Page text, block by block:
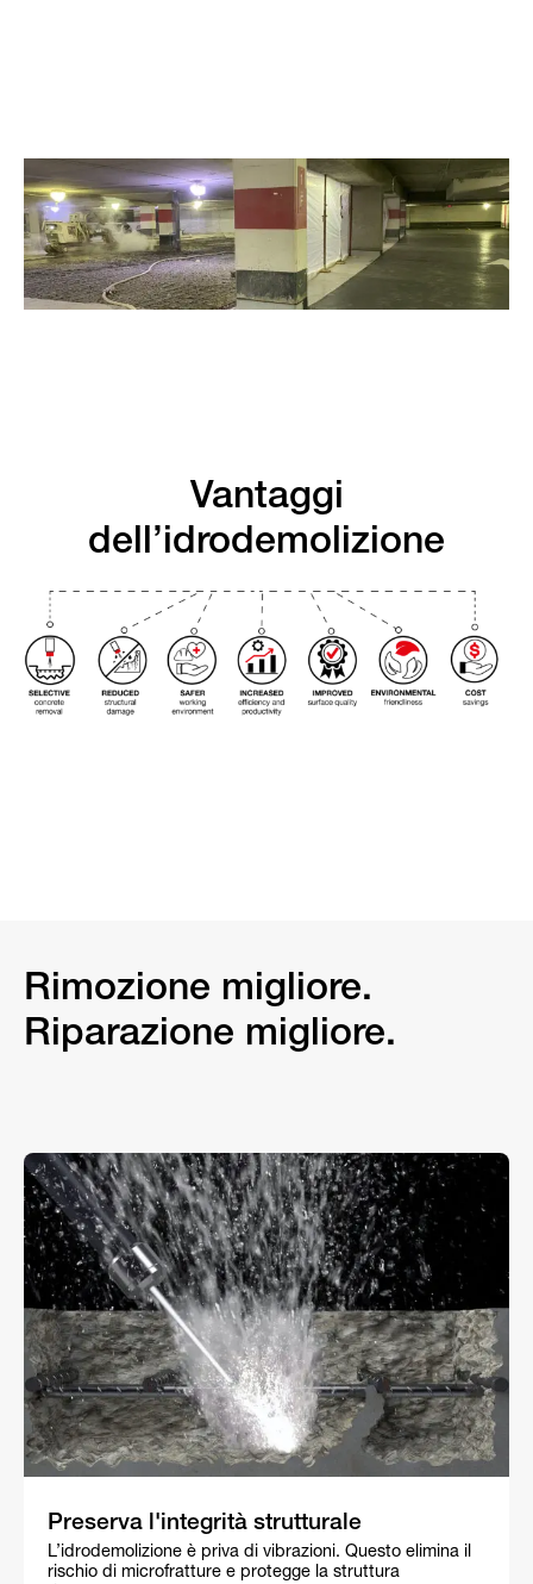
Vantaggi
dell’idrodemolizione
Rimozione migliore.
Riparazione migliore.
Preserva l'integrità strutturale
L’idrodemolizione è priva di vibrazioni. Questo elimina il
rischio di microfratture e protegge la struttura